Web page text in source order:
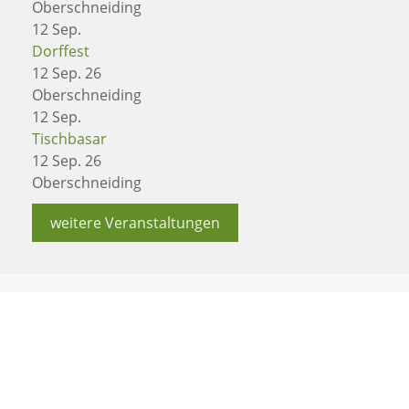
Oberschneiding
12 Sep.
Dorffest
12 Sep. 26
Oberschneiding
12 Sep.
Tischbasar
12 Sep. 26
Oberschneiding
weitere Veranstaltungen